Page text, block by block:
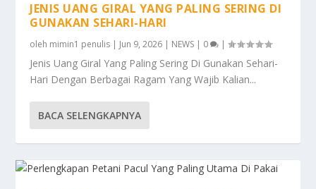
JENIS UANG GIRAL YANG PALING SERING DI
GUNAKAN SEHARI-HARI
oleh mimin1 penulis | Jun 9, 2026 | NEWS | 0 |
Jenis Uang Giral Yang Paling Sering Di Gunakan Sehari-
Hari Dengan Berbagai Ragam Yang Wajib Kalian...
BACA SELENGKAPNYA